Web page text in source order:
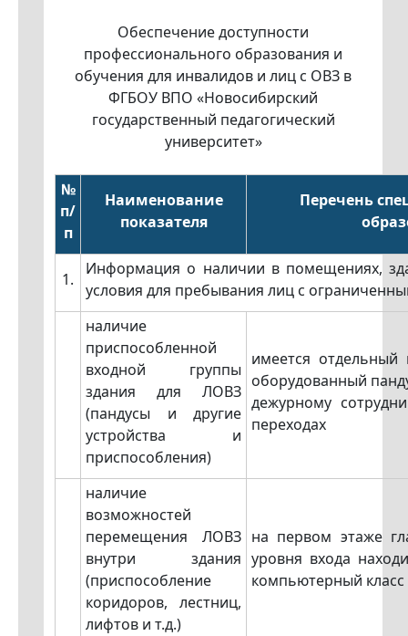
Обеспечение доступности
профессионального образования и
обучения для инвалидов и лиц с ОВЗ в
ФГБОУ ВПО «Новосибирский
государственный педагогический
университет»
№
п/
п
Наименование
показателя
Перечень
1.
Информация о наличии в помещениях,
условия для пребывания лиц с
наличие
приспособленной
входной группы
здания для ЛОВЗ
(пандусы и другие
устройства и
приспособления)
имеется
оборудованный
дежурному
переходах
наличие
возможностей
перемещения ЛОВЗ
внутри здания
(приспособление
коридоров, лестниц,
лифтов и т.д.)
на первом этаже
уровня входа
компьютерный класс